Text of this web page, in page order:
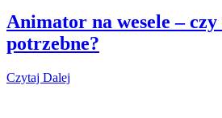
Animator na wesele –
potrzebne?
Czytaj Dalej